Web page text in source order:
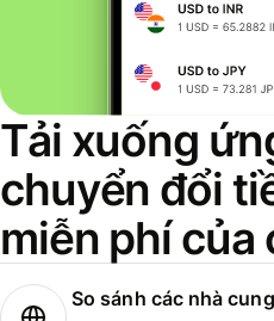
Tải xuống
chuyển đổi
miễn phí của
So sánh các nhà